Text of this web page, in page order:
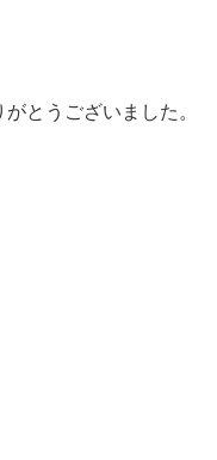
とうございました。